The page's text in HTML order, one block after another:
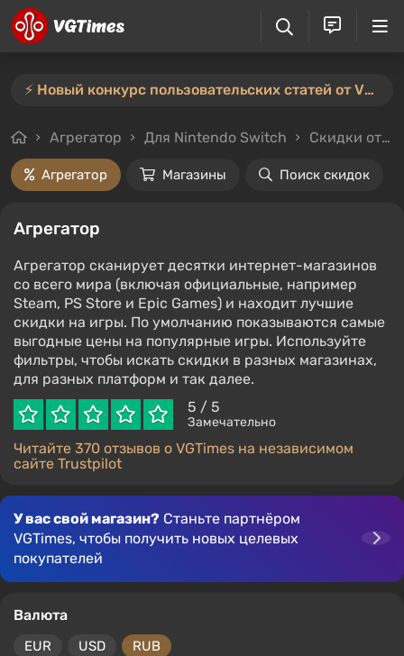
⚡️ Новый конкурс пользовательских статей от VGTimes — участвуйте тут ⚡️
Агрегатор Для Nintendo Switch Скидки от 90%
Агрегатор Магазины Поиск скидок
Агрегатор
Агрегатор сканирует десятки интернет-магазинов
со всего мира (включая официальные, например
Steam, PS Store и Epic Games) и находит лучшие
скидки на игры. По умолчанию показываются самые
выгодные цены на популярные игры. Используйте
фильтры, чтобы искать скидки в разных магазинах,
для разных платформ и так далее.
5 / 5
Замечательно
Читайте 370 отзывов о VGTimes на независимом
сайте Trustpilot
У вас свой магазин? Станьте партнёром
VGTimes, чтобы получить новых целевых
покупателей
Валюта
EUR USD RUB